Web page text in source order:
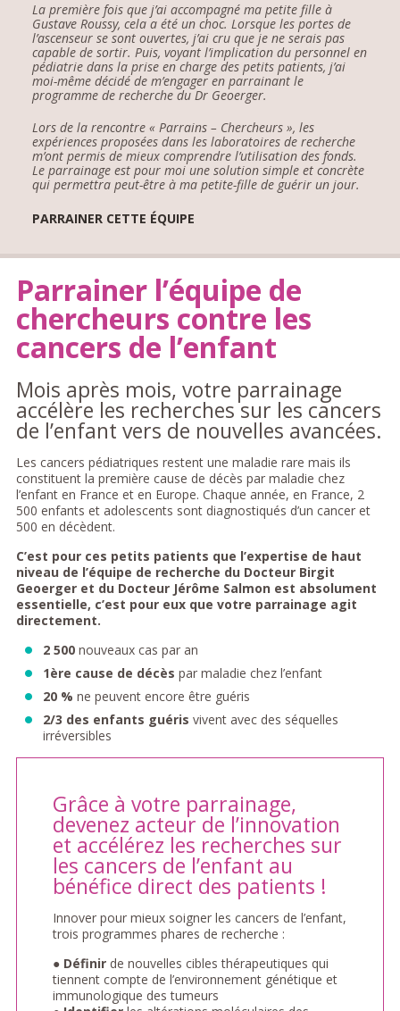
La première fois que j’ai accompagné ma petite fille à
Gustave Roussy, cela a été un choc. Lorsque les portes de
l’ascenseur se sont ouvertes, j’ai cru que je ne serais pas
capable de sortir. Puis, voyant l’implication du personnel en
pédiatrie dans la prise en charge des petits patients, j’ai
moi-même décidé de m’engager en parrainant le
programme de recherche du Dr Geoerger.
Lors de la rencontre « Parrains – Chercheurs », les
expériences proposées dans les laboratoires de recherche
m’ont permis de mieux comprendre l’utilisation des fonds.
Le parrainage est pour moi une solution simple et concrète
qui permettra peut-être à ma petite-fille de guérir un jour.
PARRAINER CETTE ÉQUIPE
Parrainer l’équipe de
chercheurs contre les
cancers de l’enfant
Mois après mois, votre parrainage
accélère les recherches sur les cancers
de l’enfant vers de nouvelles avancées.
Les cancers pédiatriques restent une maladie rare mais ils
constituent la première cause de décès par maladie chez
l’enfant en France et en Europe. Chaque année, en France, 2
500 enfants et adolescents sont diagnostiqués d’un cancer et
500 en décèdent.
C’est pour ces petits patients que l’expertise de haut
niveau de l’équipe de recherche du Docteur Birgit
Geoerger et du Docteur Jérôme Salmon est absolument
essentielle, c’est pour eux que votre parrainage agit
directement.
2 500nouveaux cas par an
1ère cause de décès par maladie chez l’enfant
20 % ne peuvent encore être guéris
2/3 des enfants guéris vivent avec des séquelles
irréversibles
Grâce à votre parrainage,
devenez acteur de l’innovation
et accélérez les recherches sur
les cancers de l’enfant au
bénéfice direct des patients !
Innover pour mieux soigner les cancers de l’enfant,
trois programmes phares de recherche :
● Définirde nouvelles cibles thérapeutiques qui
tiennent compte de l’environnement génétique et
immunologique des tumeurs